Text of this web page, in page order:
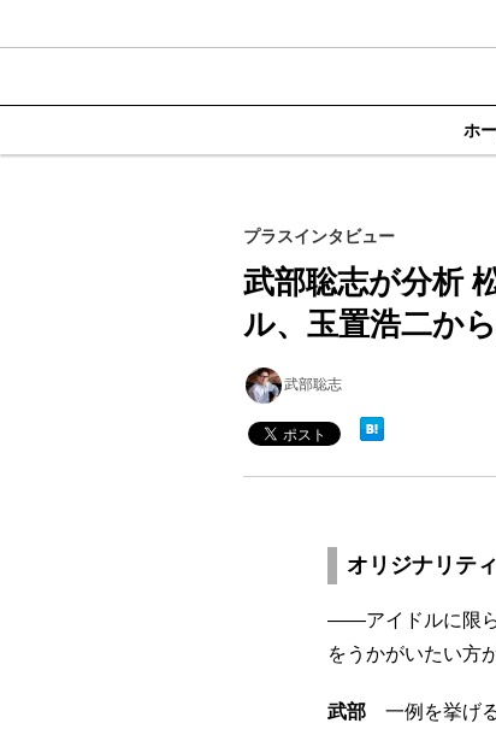
ホ
プラスインタビュー
武部聡志が分析
ル、玉置浩二か
武部聡志
オリジナリテ
――アイドルに限ら
をうかがいたい方
武部 一例を挙げ